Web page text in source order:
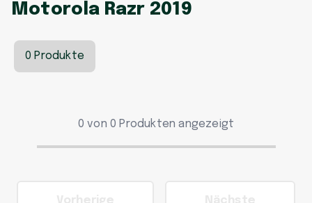
Motorola Razr 2019
0 Produkte
0 von 0 Produkten angezeigt